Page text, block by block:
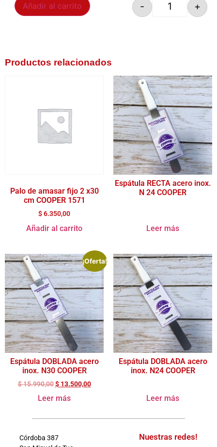
- +
Añadir al carrito
Productos relacionados
Palo de amasar fijo 2 x30
cm COOPER 1571
$6.350,00
Añadir al carrito
Espátula RECTA acero inox.
N 24 COOPER
Leer más
¡Oferta!
Espátula DOBLADA acero
inox. N30 COOPER
$15.990,00 $13.500,00
Leer más
Espátula DOBLADA acero
inox. N24 COOPER
Leer más
Córdoba 387
Nuestras redes!